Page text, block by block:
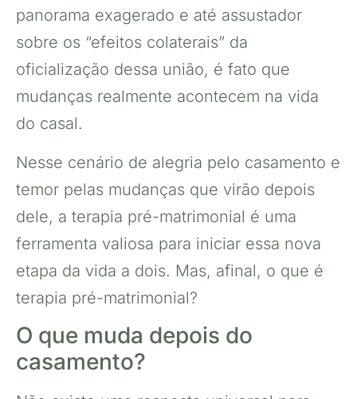
panorama exagerado e até assustador
sobre os “efeitos colaterais” da
oficialização dessa união, é fato que
mudanças realmente acontecem na vida
do casal.
Nesse cenário de alegria pelo casamento e
temor pelas mudanças que virão depois
dele, a terapia pré-matrimonial é uma
ferramenta valiosa para iniciar essa nova
etapa da vida a dois. Mas, afinal, o que é
terapia pré-matrimonial?
O que muda depois do
casamento?